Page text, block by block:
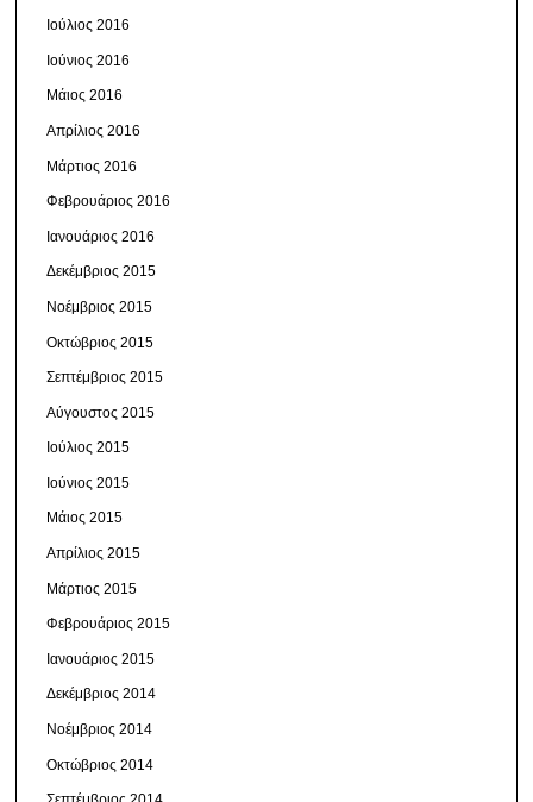
Ιούλιος 2016
Ιούνιος 2016
Μάιος 2016
Απρίλιος 2016
Μάρτιος 2016
Φεβρουάριος 2016
Ιανουάριος 2016
Δεκέμβριος 2015
Νοέμβριος 2015
Οκτώβριος 2015
Σεπτέμβριος 2015
Αύγουστος 2015
Ιούλιος 2015
Ιούνιος 2015
Μάιος 2015
Απρίλιος 2015
Μάρτιος 2015
Φεβρουάριος 2015
Ιανουάριος 2015
Δεκέμβριος 2014
Νοέμβριος 2014
Οκτώβριος 2014